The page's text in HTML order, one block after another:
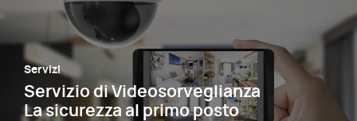
Servizi
Servizio di Videosorveglianza
La sicurezza al primo posto